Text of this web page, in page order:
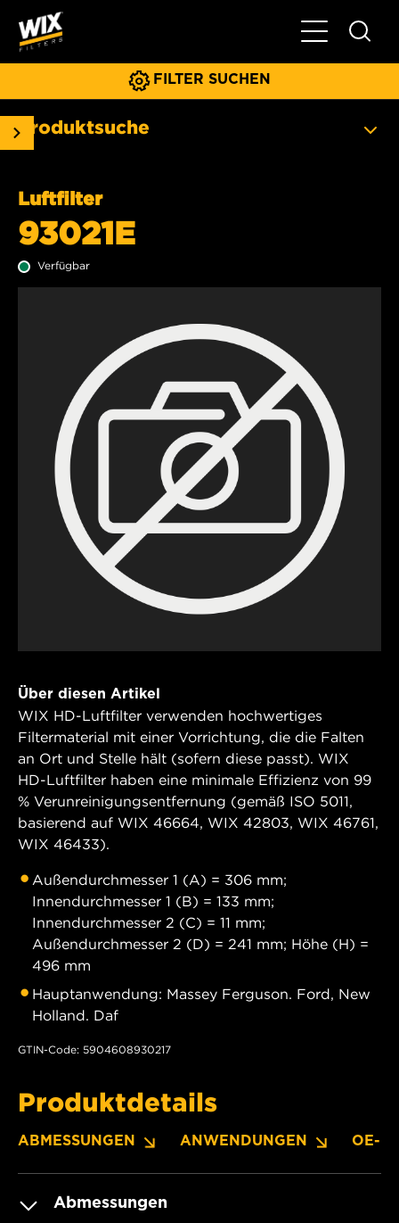
FILTER SUCHEN
Produktsuche
Luftfilter
93021E
Verfügbar
Über diesen Artikel
WIX HD-Luftfilter verwenden hochwertiges
Filtermaterial mit einer Vorrichtung, die die Falten
an Ort und Stelle hält (sofern diese passt). WIX
HD-Luftfilter haben eine minimale Effizienz von 99
% Verunreinigungsentfernung (gemäß ISO 5011,
basierend auf WIX 46664, WIX 42803, WIX 46761,
WIX 46433).
Außendurchmesser 1 (A) = 306 mm;
Innendurchmesser 1 (B) = 133 mm;
Innendurchmesser 2 (C) = 11 mm;
Außendurchmesser 2 (D) = 241 mm; Höhe (H) =
496 mm
Hauptanwendung: Massey Ferguson. Ford, New
Holland. Daf
GTIN-Code: 5904608930217
Produktdetails
ABMESSUNGEN ANWENDUNGEN OE-
Abmessungen